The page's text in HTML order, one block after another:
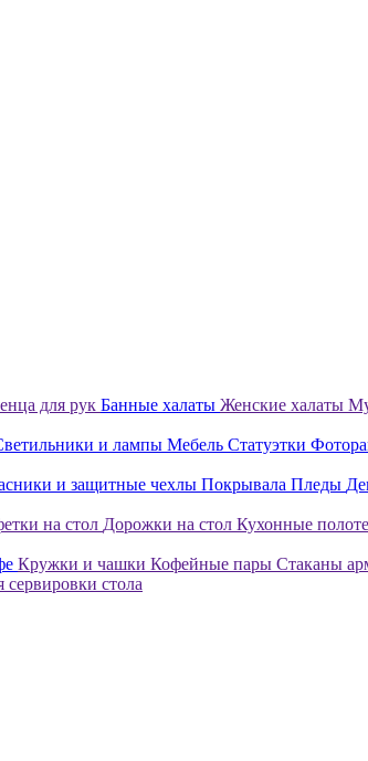
для рук Банные халаты Женские халаты
и лампы Мебель Статуэтки
и защитные чехлы Покрывала Пледы
на стол Дорожки на стол Кухонные
Кружки и чашки Кофейные пары Стаканы
стола